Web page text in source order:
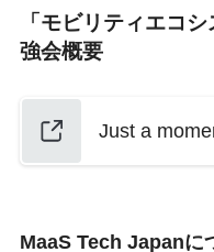
「モビリティエコ
強会概要
Just a
MaaS Tech Japanに